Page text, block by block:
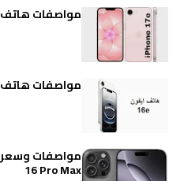
مواصفات هاتف iPhone 17e كاملا
مواصفات هاتف iPhone 16e
16 Pro Max